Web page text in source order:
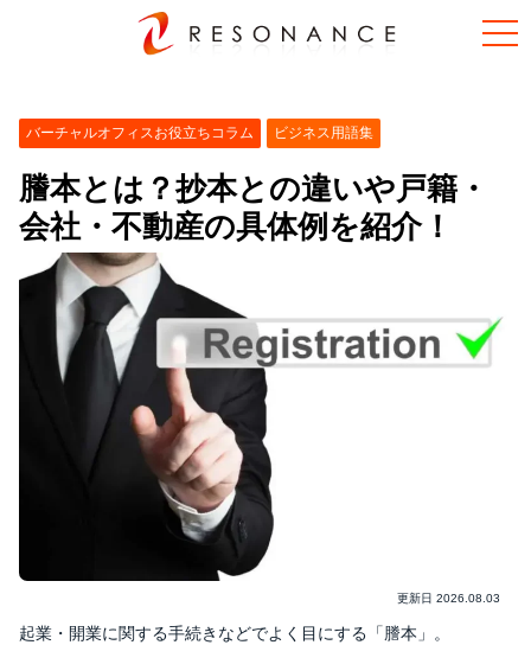
バーチャルオフィスお役立ちコラム ビジネス用語集
謄本とは？抄本との違いや戸籍・
会社・不動産の具体例を紹介！
更新日 2026.08.03
起業・開業に関する手続きなどでよく目にする「謄本」。